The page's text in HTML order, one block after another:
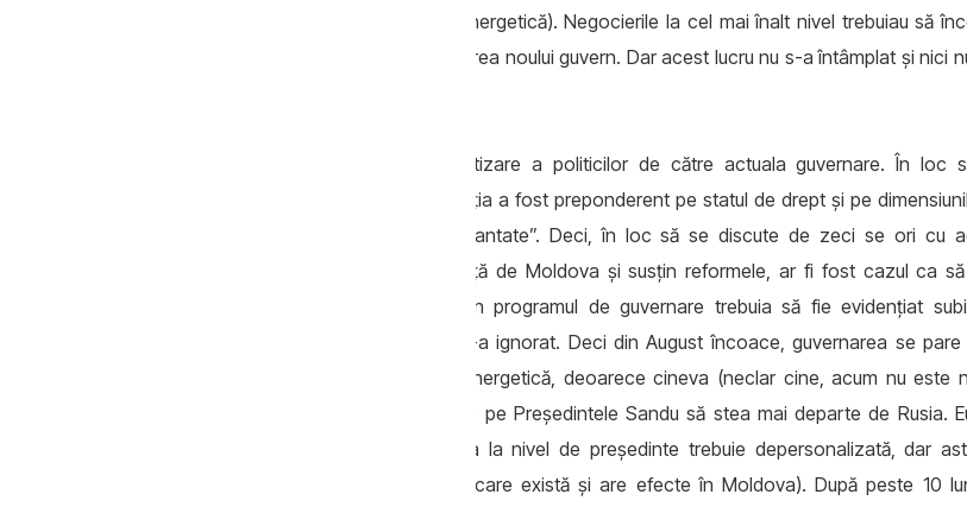
deoarece vorbim despre securitatea energetică). Negocierile la cel mai înalt nivel trebuiau să
deja de pe 7 August, îndată după investirea noului guvern. Dar acest lucru nu s-a întâmplat și nici
- Eu văd o eroare de calcul și prioritizare a politicilor de către actuala guvernare. În loc
concentreze pe subiecte urgente, atenția a fost preponderent pe statul de drept și pe
polulitucă externă care deja erau “garantate”. Deci, în loc să se discute de zeci se ori cu
occidentali, care deja sunt deschiși față de Moldova și susțin reformele, ar fi fost cazul ca
discuții la nivel înalt cu partea rusă. În programul de guvernare trebuia să fie evidențiat
securității energetice, dar guvernarea l-a ignorat. Deci din August încoace, guvernarea se
procrastinat în raport cu securitatea energetică, deoarece cineva (neclar cine, acum nu este
consilier pe politică externă) a sfătuit-o pe Președintele Sandu să stea mai departe de Rusia.
scris încă în 2020, că relația cu Rusia la nivel de președinte trebuie depersonalizată, dar
înseamnă ignorarea factorului rusesc (care există și are efecte în Moldova). După peste 10